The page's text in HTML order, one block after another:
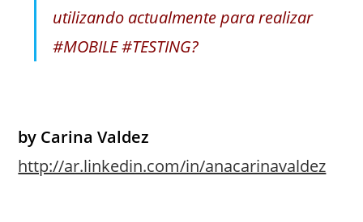
utilizando actualmente para realizar
#MOBILE #TESTING?
by Carina Valdez
http://ar.linkedin.com/in/anacarinavaldez